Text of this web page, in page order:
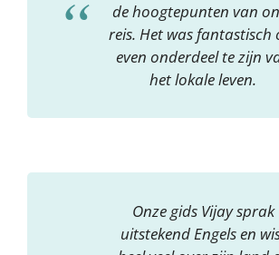
de hoogtepunten van
reis. Het was fantastisch
even onderdeel te zijn
het lokale leven.
Onze gids Vijay sprak
uitstekend Engels en